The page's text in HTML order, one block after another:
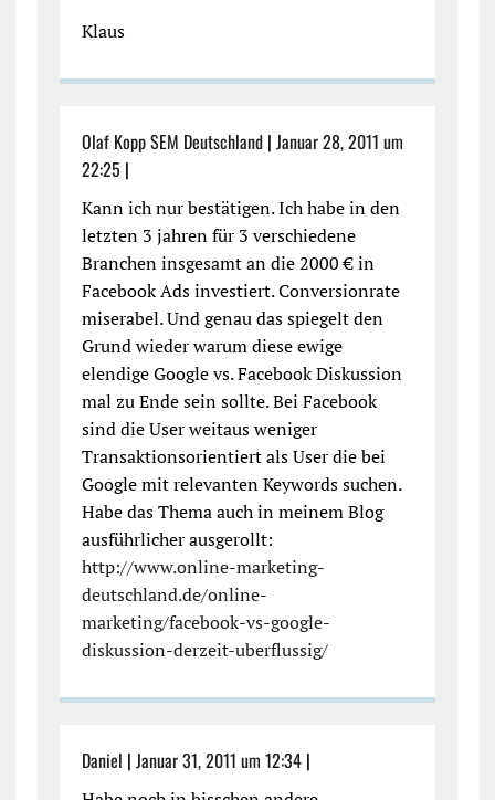
Klaus
Olaf Kopp SEM Deutschland| Januar 28, 2011 um
22:25 |
Kann ich nur bestätigen. Ich habe in den
letzten 3 jahren für 3 verschiedene
Branchen insgesamt an die 2000 € in
Facebook Ads investiert. Conversionrate
miserabel. Und genau das spiegelt den
Grund wieder warum diese ewige
elendige Google vs. Facebook Diskussion
mal zu Ende sein sollte. Bei Facebook
sind die User weitaus weniger
Transaktionsorientiert als User die bei
Google mit relevanten Keywords suchen.
Habe das Thema auch in meinem Blog
ausführlicher ausgerollt:
http://www.online-marketing-
deutschland.de/online-
marketing/facebook-vs-google-
diskussion-derzeit-uberflussig/
Daniel | Januar 31, 2011 um 12:34|